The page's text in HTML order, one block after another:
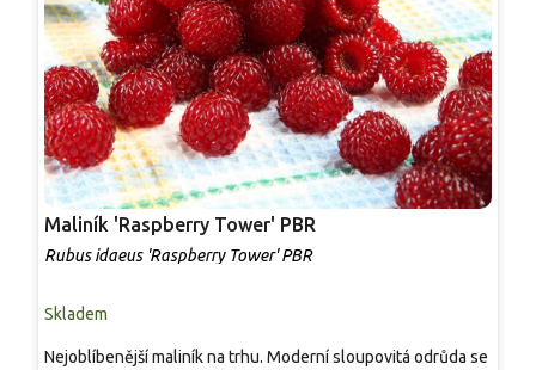
Maliník 'Raspberry Tower' PBR
Rubus idaeus 'Raspberry Tower' PBR
Skladem
Nejoblíbenější maliník na trhu. Moderní sloupovitá odrůda se